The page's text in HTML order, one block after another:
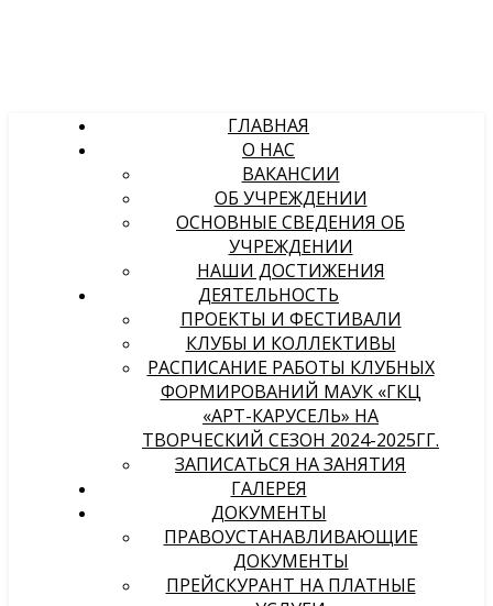
ГЛАВНАЯ
О НАС
ВАКАНСИИ
ОБ УЧРЕЖДЕНИИ
ОСНОВНЫЕ СВЕДЕНИЯ ОБ
УЧРЕЖДЕНИИ
НАШИ ДОСТИЖЕНИЯ
ДЕЯТЕЛЬНОСТЬ
ПРОЕКТЫ И ФЕСТИВАЛИ
КЛУБЫ И КОЛЛЕКТИВЫ
РАСПИСАНИЕ РАБОТЫ КЛУБНЫХ
ФОРМИРОВАНИЙ МАУК «ГКЦ
«АРТ-КАРУСЕЛЬ» НА
ТВОРЧЕСКИЙ СЕЗОН 2024-2025ГГ.
ЗАПИСАТЬСЯ НА ЗАНЯТИЯ
ГАЛЕРЕЯ
ДОКУМЕНТЫ
ПРАВОУСТАНАВЛИВАЮЩИЕ
ДОКУМЕНТЫ
ПРЕЙСКУРАНТ НА ПЛАТНЫЕ